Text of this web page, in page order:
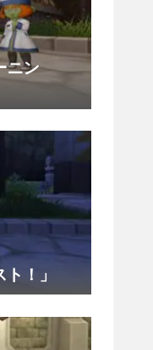
ニン
！」